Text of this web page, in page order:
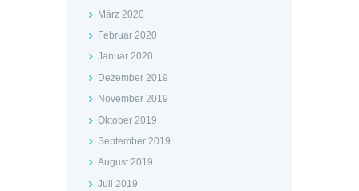
März 2020
Februar 2020
Januar 2020
Dezember 2019
November 2019
Oktober 2019
September 2019
August 2019
Juli 2019